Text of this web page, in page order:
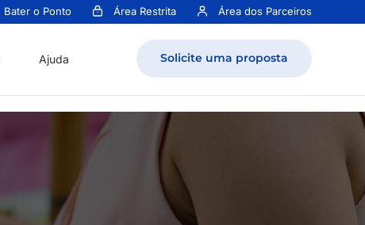
Bater o Ponto Área Restrita Área dos Parceiros
Solicite uma proposta
Ajuda